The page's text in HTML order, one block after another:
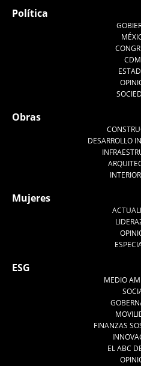
Política
Obras
DESARROLLO
Mujeres
ESG
MEDIO
FINANZAS
EL ABC